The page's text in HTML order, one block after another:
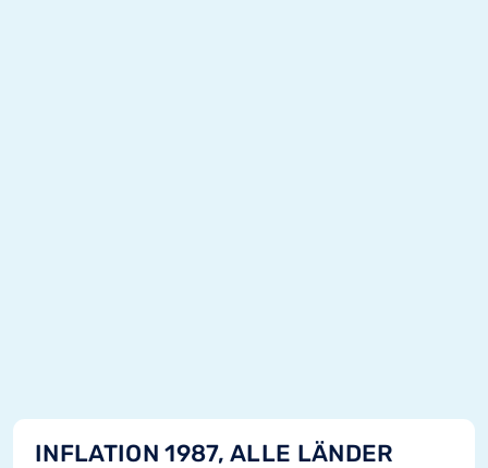
INFLATION 1987, ALLE LÄNDER